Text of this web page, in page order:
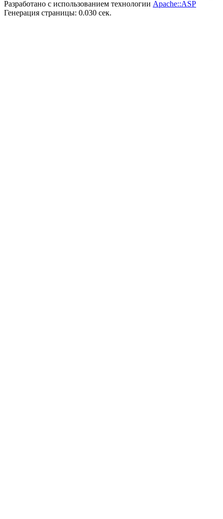
Разработано с использованием технологии Apache::ASP
Генерация страницы: 0.030 сек.